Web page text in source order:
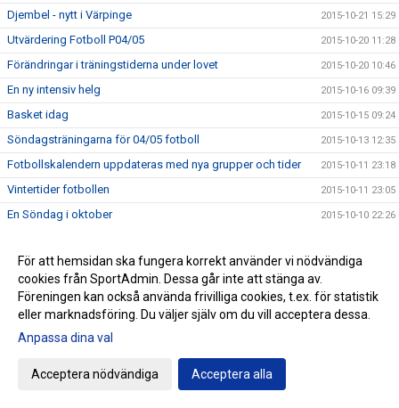
Djembel - nytt i Värpinge 2015-10-21 15:29
Utvärdering Fotboll P04/05 2015-10-20 11:28
Förändringar i träningstiderna under lovet 2015-10-20 10:46
En ny intensiv helg 2015-10-16 09:39
Basket idag 2015-10-15 09:24
Söndagsträningarna för 04/05 fotboll 2015-10-13 12:35
Fotbollskalendern uppdateras med nya grupper och tider 2015-10-11 23:18
Vintertider fotbollen 2015-10-11 23:05
En Söndag i oktober 2015-10-10 22:26
Lördag 10 oktober 2015-10-09 23:32
Inga träningar 2015-10-08 07:31
Född 2011 och tycker det är kul m fotboll? 2015-10-07 14:39
Zumban ökar !
För att hemsidan ska fungera korrekt använder vi nödvändiga
cookies från SportAdmin. Dessa går inte att stänga av.
Föreningen kan också använda frivilliga cookies, t.ex. för statistik
eller marknadsföring. Du väljer själv om du vill acceptera dessa.
Anpassa dina val
Acceptera nödvändiga Acceptera alla